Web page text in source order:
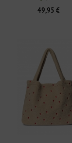
49,95 €